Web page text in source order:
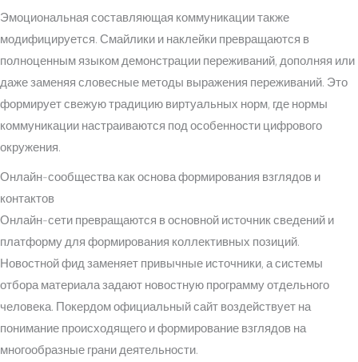
Эмоциональная составляющая коммуникации также
модифицируется. Смайлики и наклейки превращаются в
полноценным языком демонстрации переживаний, дополняя или
даже заменяя словесные методы выражения переживаний. Это
формирует свежую традицию виртуальных норм, где нормы
коммуникации настраиваются под особенности цифрового
окружения.
Онлайн-сообщества как основа формирования взглядов и
контактов
Онлайн-сети превращаются в основной источник сведений и
платформу для формирования коллективных позиций.
Новостной фид заменяет привычные источники, а системы
отбора материала задают новостную программу отдельного
человека. Покердом официальный сайт воздействует на
понимание происходящего и формирование взглядов на
многообразные грани деятельности.